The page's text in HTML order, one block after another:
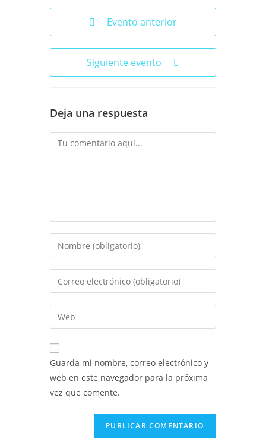
Evento anterior
Siguiente evento
Deja una respuesta
Comentario
Introduce
tu
nombre
de
usuario
para
comentar
Introduce
tu
dirección
de
electrónico
para
comentar
Introduce
la
URL
de
(opcional)
Guarda mi nombre, correo electrónico y
web en este navegador para la próxima
vez que comente.